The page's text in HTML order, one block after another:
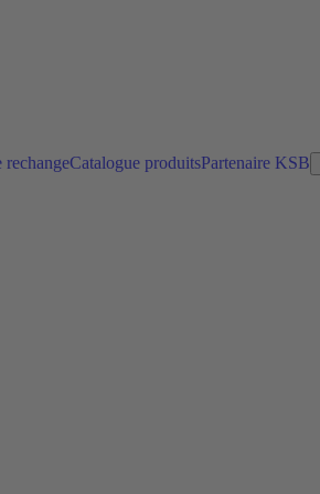
rechangeCatalogue produitsPartenaire KSB